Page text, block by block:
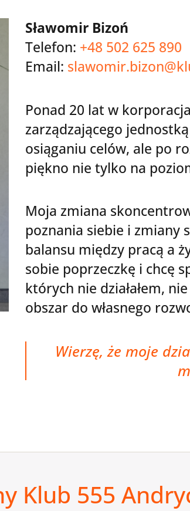
Sławomir Bizoń
Telefon: +48 502 625 890
Email:
Ponad 20 lat w
zarządzającego
osiąganiu celów, ale po
piękno nie tylko na
Moja zmiana
poznania siebie i zmiany
balansu między pracą a
sobie poprzeczkę i chcę
których nie działałem,
obszar do własnego
Wierzę, że moje
Klub 555